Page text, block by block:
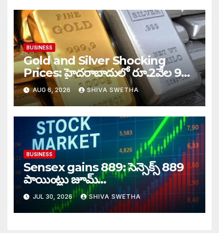
BUSINESS
Gold and Silver Shocking
Prices: హైదరాబాదులో రూ.2వేల 900
పెరిగిన తులం రేటు…
AUG 6, 2026 SHIVA SWETHA
BUSINESS
Sensex gains 889: సెన్సెక్స్ 889
పాయింట్లు జూమ్‌‌…
JUL 30, 2026 SHIVA SWETHA